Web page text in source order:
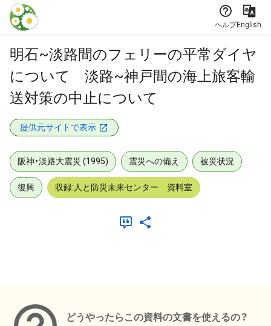
本文に飛ぶ
ヘルプEnglish
明石~淡路間のフェリーの平常ダイヤ
について 淡路~神戸間の海上旅客輸
送対策の中止について
提供元サイトで表示
阪神・淡路大震災 (1995) 震災への備え 被災状況
復興 収録:人と防災未来センター 資料室
どうやったらこの資料の文書を使えるの？